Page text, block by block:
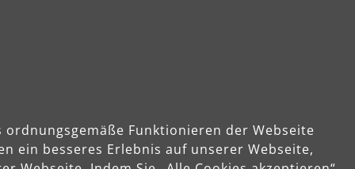
Funktionieren der Webseite
ein besseres Erlebnis auf unserer Webseite,